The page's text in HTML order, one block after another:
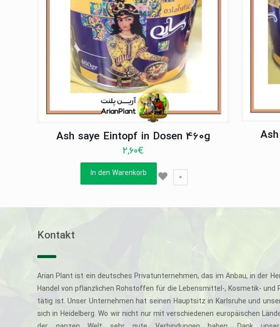
Ash saye Eintopf in Dosen 460g
2,60€
In den Warenkorb 0
Kontakt
Arian Plant ist ein deutsches Privatunternehmen, das im Anbau, in der
Handel von pflanzlichen Rohstoffen für die Lebensmittel-, Kosmetik- und
tätig ist. Unser Unternehmen hat seinen Hauptsitz in Karlsruhe und
sich in Heidelberg. Wo wir nicht nur mit verschiedenen europäischen